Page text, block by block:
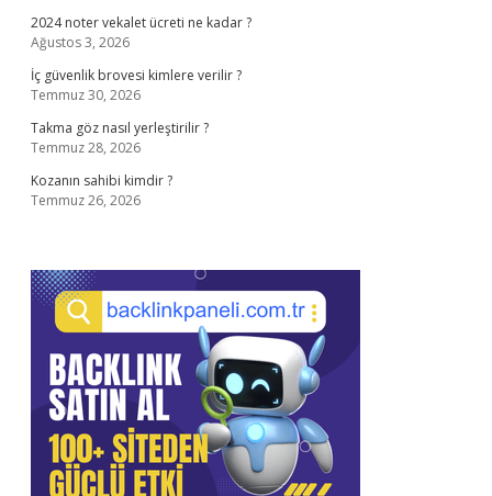
2024 noter vekalet ücreti ne kadar ?
Ağustos 3, 2026
İç güvenlik brovesi kimlere verilir ?
Temmuz 30, 2026
Takma göz nasıl yerleştirilir ?
Temmuz 28, 2026
Kozanın sahibi kimdir ?
Temmuz 26, 2026